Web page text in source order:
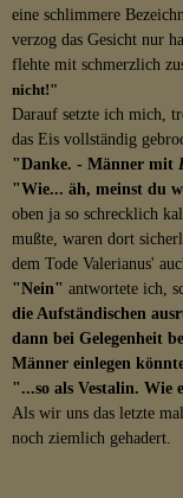
eine schlimmere
verzog das Gesicht nur
flehte mit schmerzlich
nicht!"
Darauf setzte ich mich,
das Eis vollständig
"Danke. - Männer mit
"Wie... äh, meinst du
oben ja so schrecklich
mußte, waren dort
dem Tode Valerianus'
"Nein" antwortete ich,
die Aufständischen
dann bei Gelegenheit
Männer einlegen
"...so als Vestalin. Wie
Als wir uns das letzte
noch ziemlich gehadert.